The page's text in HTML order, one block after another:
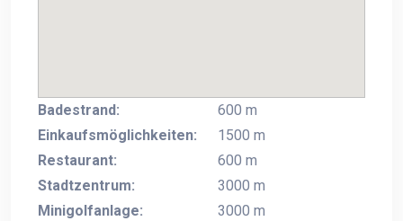
Badestrand:
600 m
Einkaufsmöglichkeiten:
1500 m
Restaurant:
600 m
Stadtzentrum:
3000 m
Minigolfanlage:
3000 m